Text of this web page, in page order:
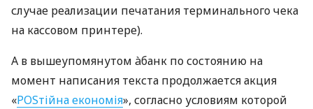
случае реализации печатания терминального чека
на кассовом принтере).
А в вышеупомянутом àбанк по состоянию на
момент написания текста продолжается акция
«POSтійна економія», согласно условиям которой